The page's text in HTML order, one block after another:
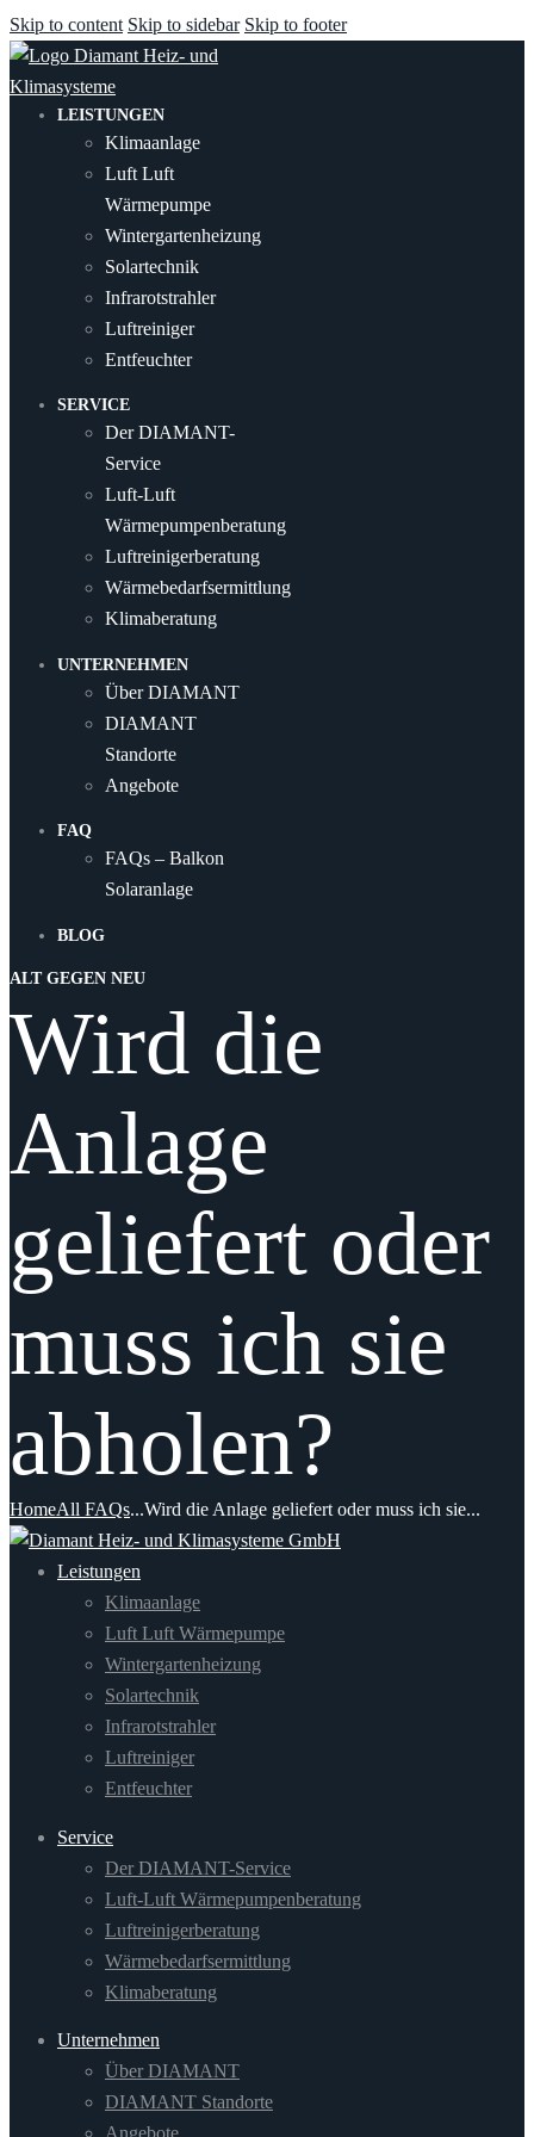
Skip to content Skip to sidebar Skip to footer
LEISTUNGEN
Klimaanlage
Luft Luft
Wärmepumpe
Wintergartenheizung
Solartechnik
Infrarotstrahler
Luftreiniger
Entfeuchter
SERVICE
Der DIAMANT-
Service
Luft-Luft
Wärmepumpenberatung
Luftreinigerberatung
Wärmebedarfsermittlung
Klimaberatung
UNTERNEHMEN
Über DIAMANT
DIAMANT
Standorte
Angebote
FAQ
FAQs – Balkon
Solaranlage
BLOG
ALT GEGEN NEU
Wird die
Anlage
geliefert oder
muss ich sie
abholen?
HomeAll FAQs...Wird die Anlage geliefert oder muss ich sie...
Leistungen
Klimaanlage
Luft Luft Wärmepumpe
Wintergartenheizung
Solartechnik
Infrarotstrahler
Luftreiniger
Entfeuchter
Service
Der DIAMANT-Service
Luft-Luft Wärmepumpenberatung
Luftreinigerberatung
Wärmebedarfsermittlung
Klimaberatung
Unternehmen
Über DIAMANT
DIAMANT Standorte
Angebote